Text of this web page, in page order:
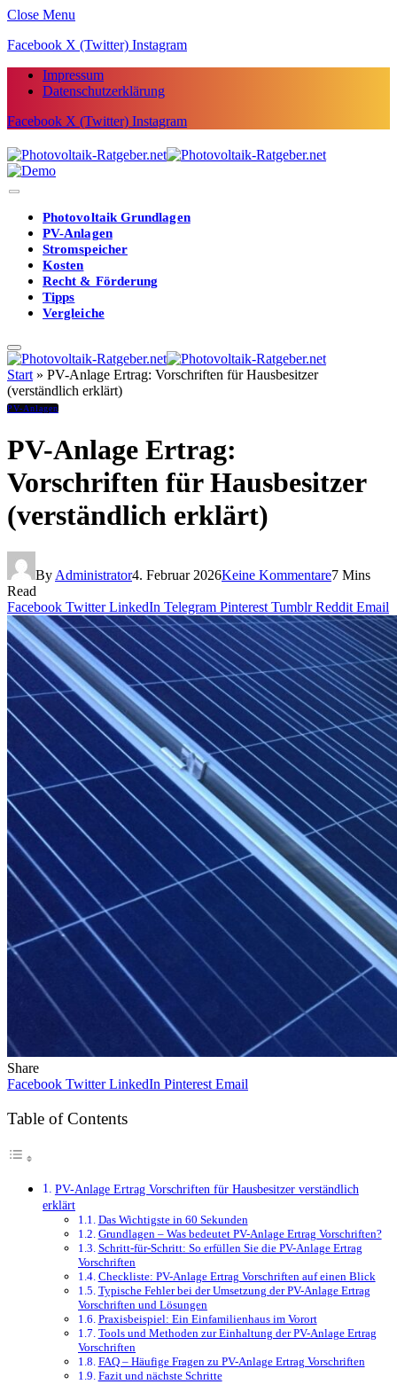
Close Menu
Facebook X (Twitter) Instagram
Impressum
Datenschutzerklärung
Facebook X (Twitter) Instagram
Photovoltaik Grundlagen
PV-Anlagen
Stromspeicher
Kosten
Recht & Förderung
Tipps
Vergleiche
Start » PV-Anlage Ertrag: Vorschriften für Hausbesitzer
(verständlich erklärt)
PV-Anlagen
PV-Anlage Ertrag:
Vorschriften für Hausbesitzer
(verständlich erklärt)
By Administrator4. Februar 2026Keine Kommentare7 Mins
Read
Facebook Twitter LinkedIn Telegram Pinterest Tumblr Reddit Email
Share
Facebook Twitter LinkedIn Pinterest Email
Table of Contents
PV-Anlage Ertrag Vorschriften für Hausbesitzer verständlich
erklärt
Das Wichtigste in 60 Sekunden
Grundlagen – Was bedeutet PV-Anlage Ertrag Vorschriften?
Schritt-für-Schritt: So erfüllen Sie die PV-Anlage Ertrag
Vorschriften
Checkliste: PV-Anlage Ertrag Vorschriften auf einen Blick
Typische Fehler bei der Umsetzung der PV-Anlage Ertrag
Vorschriften und Lösungen
Praxisbeispiel: Ein Einfamilienhaus im Vorort
Tools und Methoden zur Einhaltung der PV-Anlage Ertrag
Vorschriften
FAQ – Häufige Fragen zu PV-Anlage Ertrag Vorschriften
Fazit und nächste Schritte